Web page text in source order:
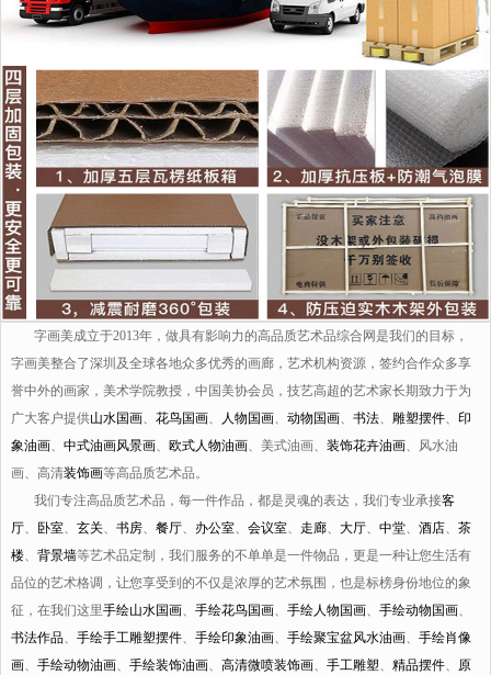
字画美成立于2013年，做具有影响力的高品质艺术品综合网是我们的目标，
字画美整合了深圳及全球各地众多优秀的画廊，艺术机构资源，签约合作众多享
誉中外的画家，美术学院教授，中国美协会员，技艺高超的艺术家长期致力于为
广大客户提供山水国画、 花鸟国画、 人物国画、 动物国画、 书法、 雕塑摆件、 印
象油画、 中式油画风景画、 欧式人物油画、美式油画、 装饰花卉油画、风水油
画、高清装饰画等高品质艺术品。
我们专注高品质艺术品，每一件作品，都是灵魂的表达，我们专业承接客
厅、 卧室、 玄关、 书房、 餐厅、 办公室、 会议室、 走廊、 大厅、 中堂、 酒店、 茶
楼、 背景墙等艺术品定制，我们服务的不单单是一件物品，更是一种让您生活有
品位的艺术格调，让您享受到的不仅是浓厚的艺术氛围，也是标榜身份地位的象
征，在我们这里手绘山水国画、 手绘花鸟国画、 手绘人物国画、 手绘动物国画、
书法作品、 手绘手工雕塑摆件、 手绘印象油画、 手绘聚宝盆风水油画、 手绘肖像
画、 手绘动物油画、 手绘装饰油画、 高清微喷装饰画、 手工雕塑、 精品摆件、 原